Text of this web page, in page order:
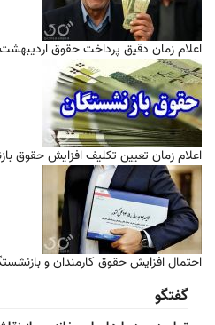
اعلام زمان دقیق پرداخت حقوق
اعلام زمان تعیین تکلیف افزایش حقوق
احتمال افزایش حقوق کارمندان و
گفتگو